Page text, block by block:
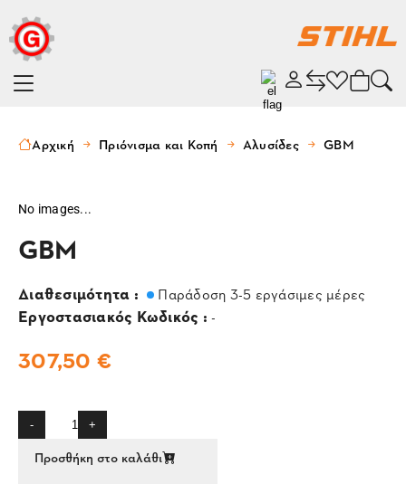
Αρχική Πριόνισμα και Κοπή Αλυσίδες GBM
No images...
GBM
Διαθεσιμότητα : Παράδοση 3-5 εργάσιμες μέρες
Εργοστασιακός Κωδικός : -
307,50 €
- +
Προσθήκη στο καλάθι